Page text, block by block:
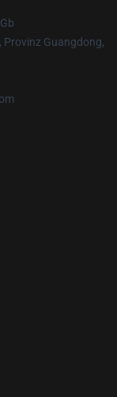
Provinz Guangdong,